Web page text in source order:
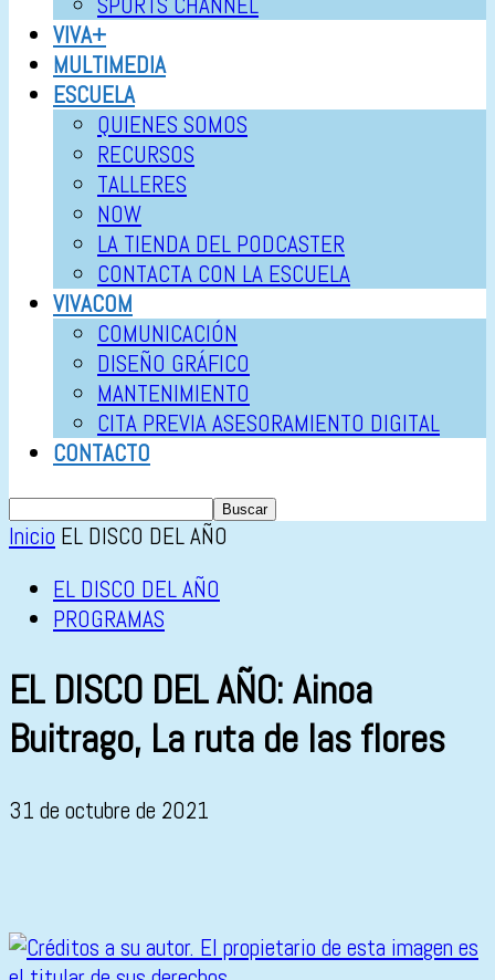
VIVA+
MULTIMEDIA
ESCUELA
QUIENES SOMOS
RECURSOS
TALLERES
NOW
LA TIENDA DEL PODCASTER
CONTACTA CON LA ESCUELA
VIVACOM
COMUNICACIÓN
DISEÑO GRÁFICO
MANTENIMIENTO
CITA PREVIA ASESORAMIENTO DIGITAL
CONTACTO
Inicio EL DISCO DEL AÑO
EL DISCO DEL AÑO
PROGRAMAS
EL DISCO DEL AÑO: Ainoa
Buitrago, La ruta de las flores
31 de octubre de 2021